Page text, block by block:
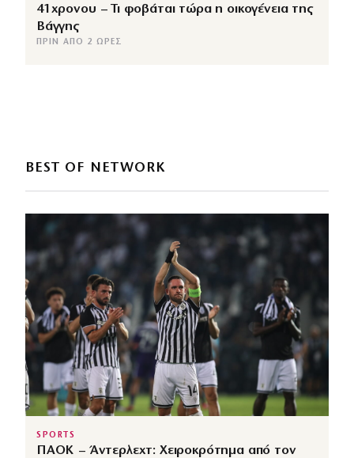
41χρονου – Τι φοβάται τώρα η οικογένεια της
Βάγγης
ΠΡΙΝ ΑΠΌ 2 ΏΡΕΣ
BEST OF NETWORK
SPORTS
ΠΑΟΚ – Άντερλεχτ: Χειροκρότημα από τον